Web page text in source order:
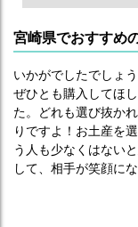
宮崎県でおすすめ
いかがでしたでしょ
ぜひとも購入してほ
た。どれも選び抜か
りですよ！お土産を
う人も少なくはない
して、相手が笑顔に